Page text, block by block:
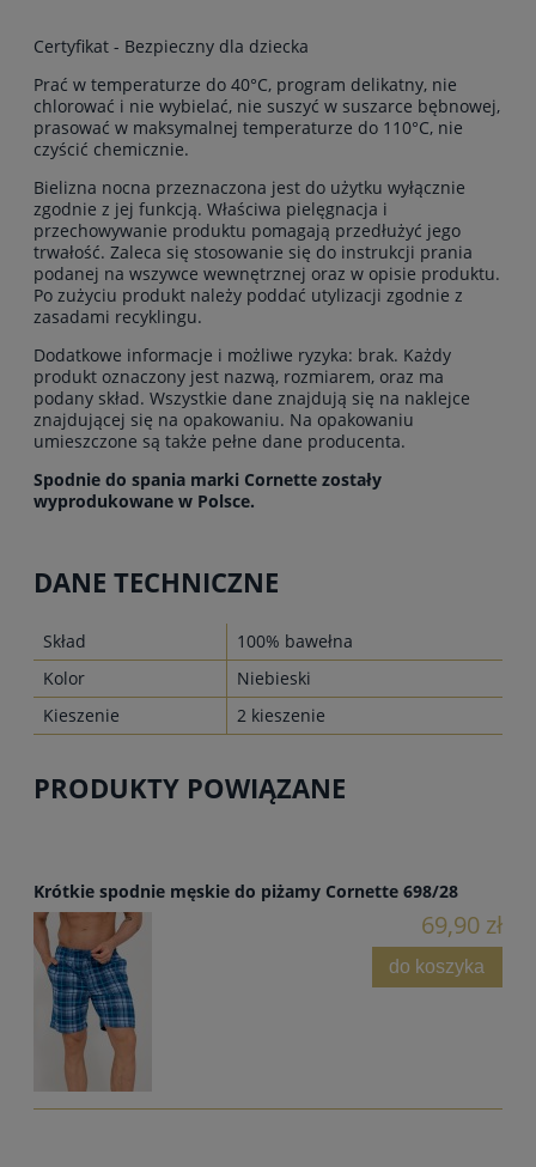
Certyfikat - Bezpieczny dla dziecka
Prać w temperaturze do 40°C, program delikatny, nie
chlorować i nie wybielać, nie suszyć w suszarce bębnowej,
prasować w maksymalnej temperaturze do 110°C, nie
czyścić chemicznie.
Bielizna nocna przeznaczona jest do użytku wyłącznie
zgodnie z jej funkcją. Właściwa pielęgnacja i
przechowywanie produktu pomagają przedłużyć jego
trwałość. Zaleca się stosowanie się do instrukcji prania
podanej na wszywce wewnętrznej oraz w opisie produktu.
Po zużyciu produkt należy poddać utylizacji zgodnie z
zasadami recyklingu.
Dodatkowe informacje i możliwe ryzyka: brak. Każdy
produkt oznaczony jest nazwą, rozmiarem, oraz ma
podany skład. Wszystkie dane znajdują się na naklejce
znajdującej się na opakowaniu. Na opakowaniu
umieszczone są także pełne dane producenta.
Spodnie do spania marki Cornette zostały
wyprodukowane w Polsce.
DANE TECHNICZNE
Skład
100% bawełna
Kolor
Niebieski
Kieszenie
2 kieszenie
PRODUKTY POWIĄZANE
Krótkie spodnie męskie do piżamy Cornette 698/28
69,90 zł
do koszyka